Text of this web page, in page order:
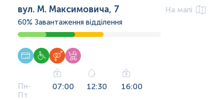
вул. М. Максимовича, 7
На мапі
60% Завантаження відділення
Пн-
Пт
07:00 12:30 16:00